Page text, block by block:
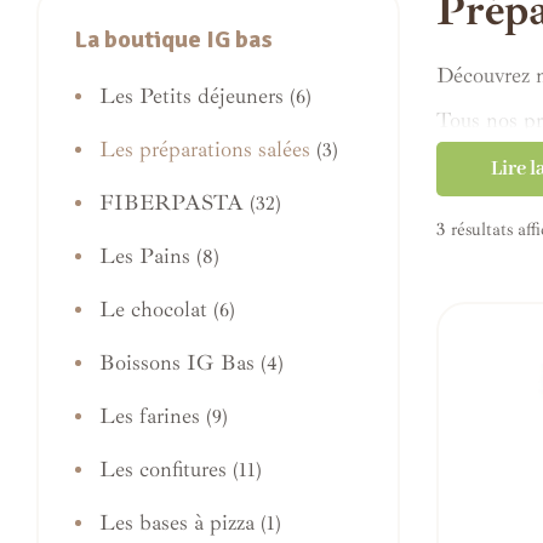
Découvrez
Tous nos
personnes
Avec ou
de bien
Lire
3 résultats
La boutique IG bas
Les Petits déjeuners (6)
Les préparations salées (3)
FIBERPASTA (32)
Les Pains (8)
Le chocolat (6)
Boissons IG Bas (4)
Les farines (9)
Les confitures (11)
Les bases à pizza (1)